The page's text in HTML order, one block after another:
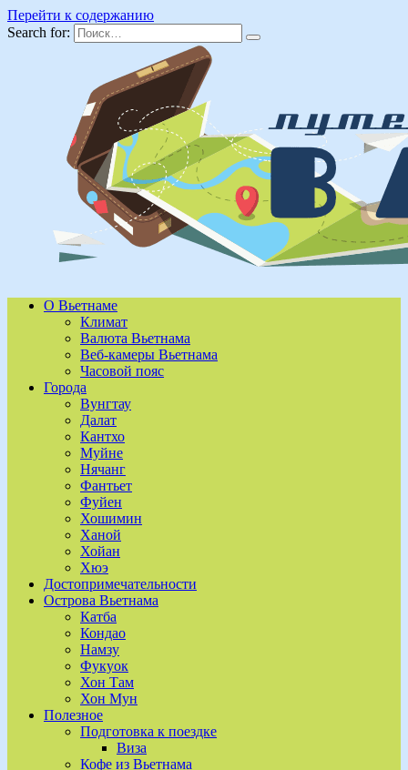
Перейти к содержанию
Search for:
О Вьетнаме
Климат
Валюта Вьетнама
Веб-камеры Вьетнама
Часовой пояс
Города
Вунгтау
Далат
Кантхо
Муйне
Нячанг
Фантьет
Фуйен
Хошимин
Ханой
Хойан
Хюэ
Достопримечательности
Острова Вьетнама
Катба
Кондао
Намзу
Фукуок
Хон Там
Хон Мун
Полезное
Подготовка к поездке
Виза
Кофе из Вьетнама